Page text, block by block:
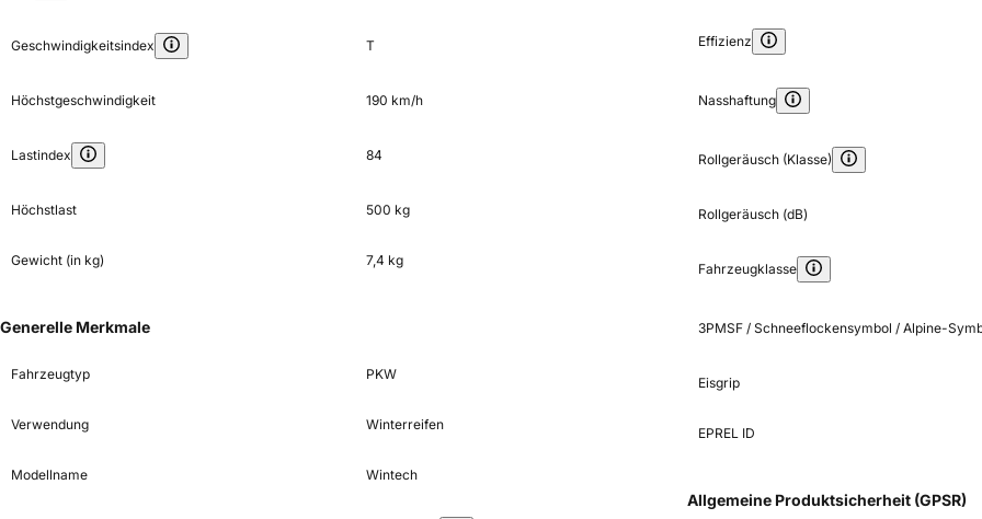
Geschwindigkeitsindex T
Höchstgeschwindigkeit 190 km/h
Lastindex 84
Höchstlast 500 kg
Gewicht (in kg) 7,4 kg
Generelle Merkmale
Fahrzeugtyp PKW
Verwendung Winterreifen
Modellname Wintech
Effizienz
Nasshaftung
Rollgeräusch (Klasse)
Rollgeräusch (dB)
Fahrzeugklasse
3PMSF / Schneeflockensymbol / Alpine-
Eisgrip
EPREL ID
Allgemeine Produktsicherheit (GPSR)